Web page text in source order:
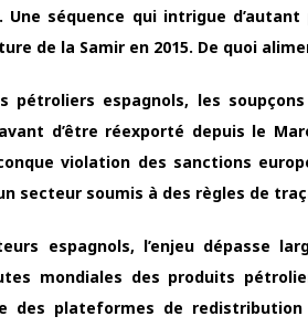
séquence qui intrigue
de la Samir en 2015. De quoi
pétroliers espagnols, les
avant d’être réexporté depuis le
violation des sanctions
secteur soumis à des règles de
espagnols, l’enjeu dépasse
mondiales des produits
des plateformes de